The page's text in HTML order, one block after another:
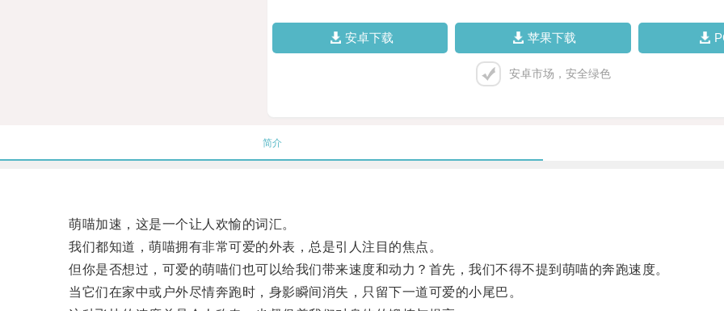
安卓下载 苹果下载
安卓市场，安全绿色
简介
萌喵加速，这是一个让人欢愉的词汇。
我们都知道，萌喵拥有非常可爱的外表，总是引人注目的焦点。
但你是否想过，可爱的萌喵们也可以给我们带来速度和动力？首先，我们不得不提到萌喵的奔跑速度。
当它们在家中或户外尽情奔跑时，身影瞬间消失，只留下一道可爱的小尾巴。